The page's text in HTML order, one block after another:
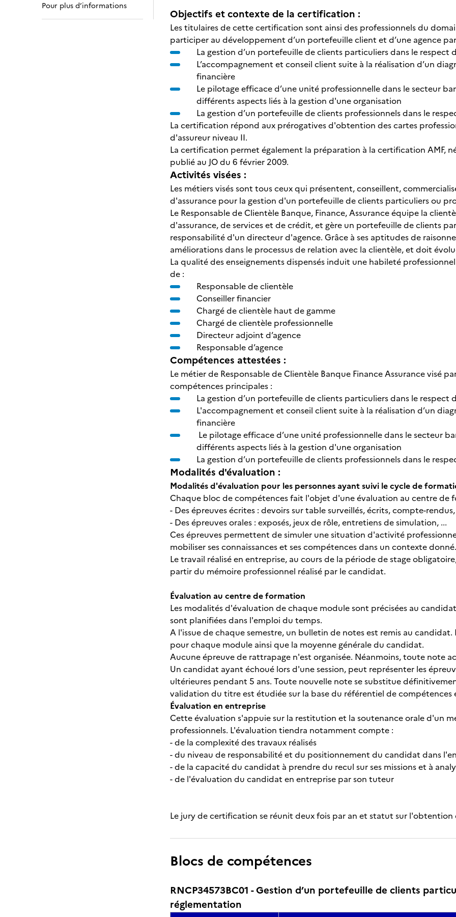
Pour plus d’informations
Objectifs et contexte de la certification :
Les titulaires de cette certification sont ainsi des professionnels du
participer au développement d’un portefeuille client et d’une agence
La gestion d’un portefeuille de clients particuliers dans le respect
L’accompagnement et conseil client suite à la réalisation d’un
financière
Le pilotage efficace d’une unité professionnelle dans le secteur
différents aspects liés à la gestion d'une organisation
La gestion d’un portefeuille de clients professionnels dans le
La certification répond aux prérogatives d'obtention des cartes
d'assureur niveau II.
La certification permet également la préparation à la certification AMF,
publié au JO du 6 février 2009.
Activités visées :
Les métiers visés sont tous ceux qui présentent, conseillent,
d'assurance pour la gestion d'un portefeuille de clients particuliers ou
Le Responsable de Clientèle Banque, Finance, Assurance équipe la
d'assurance, de services et de crédit, et gère un portefeuille de clients
responsabilité d'un directeur d'agence. Grâce à ses aptitudes de
améliorations dans le processus de relation avec la clientèle, et doit
La qualité des enseignements dispensés induit une habileté
de :
Responsable de clientèle
Conseiller financier
Chargé de clientèle haut de gamme
Chargé de clientèle professionnelle
Directeur adjoint d’agence
Responsable d’agence
Compétences attestées :
Le métier de Responsable de Clientèle Banque Finance Assurance visé
compétences principales :
La gestion d’un portefeuille de clients particuliers dans le respect
L'accompagnement et conseil client suite à la réalisation d’un
financière
Le pilotage efficace d’une unité professionnelle dans le secteur
différents aspects liés à la gestion d'une organisation
La gestion d’un portefeuille de clients professionnels dans le
Modalités d'évaluation :
Modalités d'évaluation pour les personnes ayant suivi le cycle de
Chaque bloc de compétences fait l'objet d'une évaluation au centre de
- Des épreuves écrites : devoirs sur table surveillés, écrits, compte-rendus,
- Des épreuves orales : exposés, jeux de rôle, entretiens de simulation, ...
Ces épreuves permettent de simuler une situation d'activité
mobiliser ses connaissances et ses compétences dans un contexte donné.
Le travail réalisé en entreprise, au cours de la période de stage
partir du mémoire professionnel réalisé par le candidat.
Évaluation au centre de formation
Les modalités d'évaluation de chaque module sont précisées au
sont planifiées dans l'emploi du temps.
A l'issue de chaque semestre, un bulletin de notes est remis au
pour chaque module ainsi que la moyenne générale du candidat.
Aucune épreuve de rattrapage n'est organisée. Néanmoins, toute note
Un candidat ayant échoué lors d'une session, peut représenter les
ultérieures pendant 5 ans. Toute nouvelle note se substitue
validation du titre est étudiée sur la base du référentiel de compétences
Évaluation en entreprise
Cette évaluation s'appuie sur la restitution et la soutenance orale d'un
professionnels. L'évaluation tiendra notamment compte :
- de la complexité des travaux réalisés
- du niveau de responsabilité et du positionnement du candidat dans
- de la capacité du candidat à prendre du recul sur ses missions et à
- de l'évaluation du candidat en entreprise par son tuteur
Le jury de certification se réunit deux fois par an et statut sur
Blocs de compétences
RNCP34573BC01 - Gestion d’un portefeuille de clients
réglementation